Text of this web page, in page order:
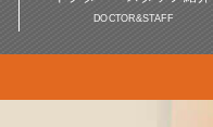
DOCTOR&STAFF歯周病治療